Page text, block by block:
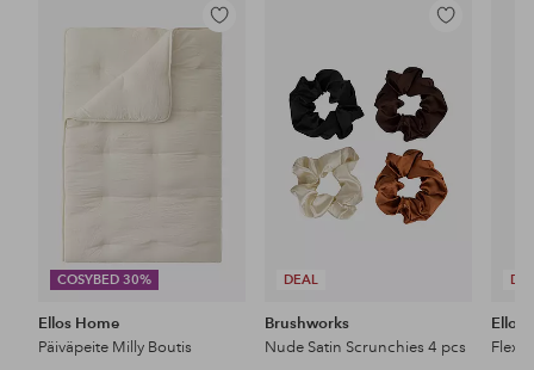
COSYBED 30%
Lisää
Ellos Home
Päiväpeite Milly Boutis
DEAL
Lisää
Brushworks
Nude Satin Scrunchies 4 pcs
Ellos